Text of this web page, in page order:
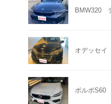
BMW320
オデッセ
ボルボS60